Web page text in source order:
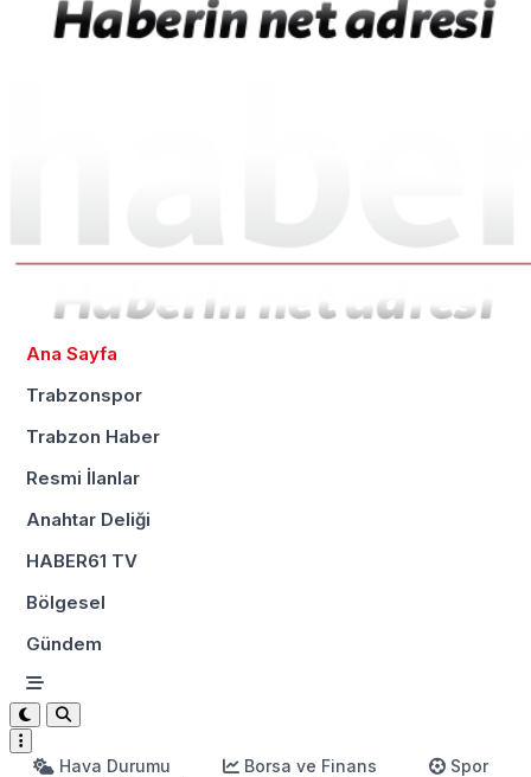
Ana Sayfa
Trabzonspor
Trabzon Haber
Resmi İlanlar
Anahtar Deliği
HABER61 TV
Bölgesel
Gündem
Hava Durumu Borsa ve Finans
Spor